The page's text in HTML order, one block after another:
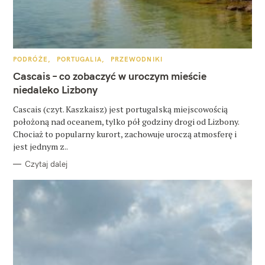
K
T
E
G
O
I
E
PODRÓŻE PORTUGALIA PRZEWODNIKI
Cascais – co zobaczyć w uroczym mieście
niedaleko Lizbony
Cascais (czyt. Kaszkaisz) jest portugalską miejscowością
położoną nad oceanem, tylko pół godziny drogi od Lizbony.
Chociaż to popularny kurort, zachowuje uroczą atmosferę i
jest jednym z..
Czytaj dalej
a
j
: